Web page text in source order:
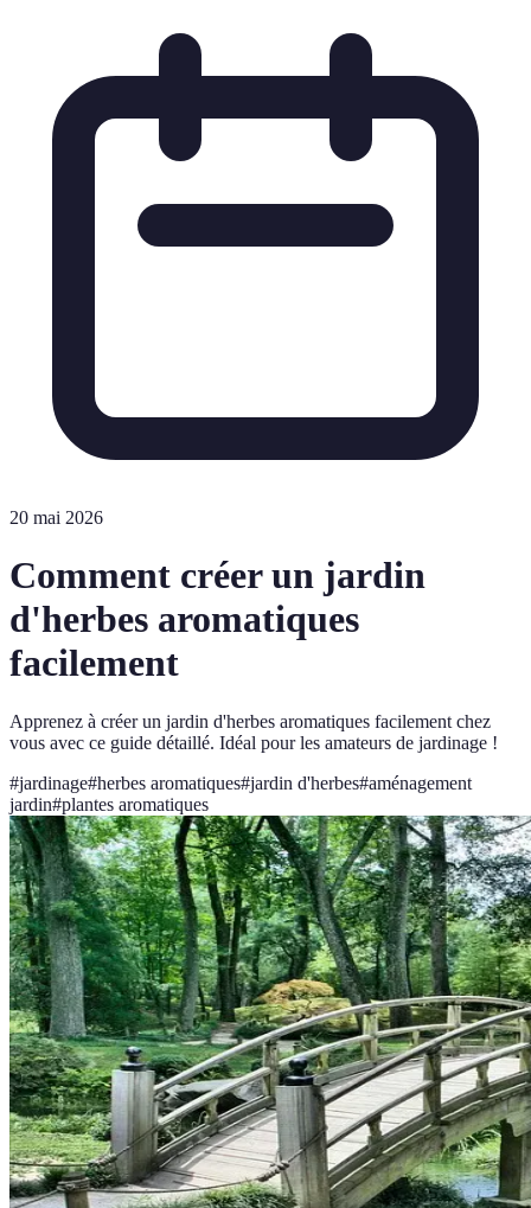
20 mai 2026
Comment créer un jardin
d'herbes aromatiques
facilement
Apprenez à créer un jardin d'herbes aromatiques facilement chez
vous avec ce guide détaillé. Idéal pour les amateurs de jardinage !
#jardinage#herbes aromatiques#jardin d'herbes#aménagement
jardin#plantes aromatiques